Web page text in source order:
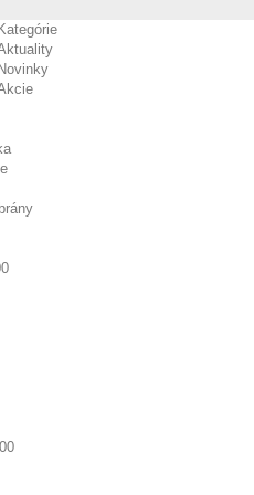
Kategórie
Novinky